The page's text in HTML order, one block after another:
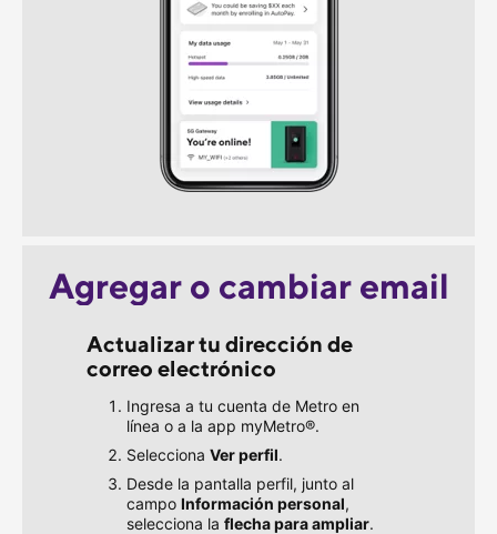
Agregar o cambiar email
Actualizar tu dirección de
correo electrónico
Ingresa a tu cuenta de Metro en
línea o a la app myMetro®.
Selecciona Ver perfil.
Desde la pantalla perfil, junto al
campo Información personal,
selecciona la flecha para ampliar.